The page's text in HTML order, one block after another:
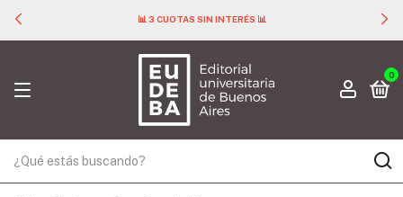
📊 3 CUOTAS SIN INTERÉS 📊
0